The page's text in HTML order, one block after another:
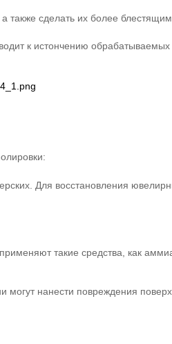
также сделать их более
к истончению
Для восстановления
такие средства, как
нанести повреждения